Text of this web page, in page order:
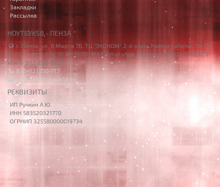
Закладки
Рассылка
НОУТБУК58 - ПЕНЗА
г. Пенза, ул. 8 Марта 7Б, ТЦ "ЭКОНОМ" 2-й этаж. Режим работы: Пн-Пт
10:00-19:00, Сб,Вс 10:00-15:00. MAX, WhatsApp, Telegram: 8-902-205-0777
или 8-902-206-6227
8 (8412) 750-777
penza@notebook58.ru
РЕКВИЗИТЫ
ИП Ручкин А.Ю.
ИНН 583520321770
ОГРНИП 325580000019734